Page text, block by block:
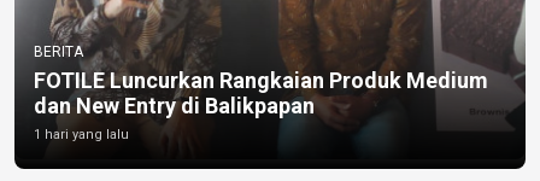
BERITA
FOTILE Luncurkan Rangkaian Produk Medium
dan New Entry di Balikpapan
1 hari yang lalu